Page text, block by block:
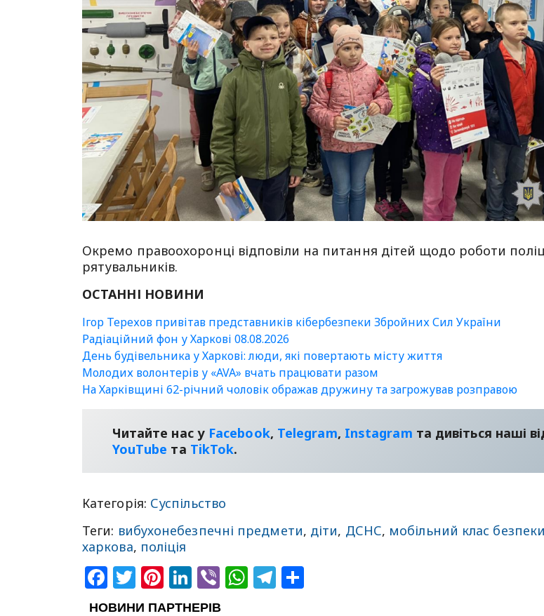
Окремо правоохоронці відповіли на питання дітей щодо роботи
рятувальників.
ОСТАННІ НОВИНИ
Ігор Терехов привітав представників кібербезпеки Збройних Сил України
Радіаційний фон у Харкові 08.08.2026
День будівельника у Харкові: люди, які повертають місту життя
Молодих волонтерів у «AVA» вчать працювати разом
На Харківщині 62-річний чоловік ображав дружину та загрожував розправою
Читайте нас у Facebook, Telegram, Instagram та дивіться наші
YouТube та TikTok.
Категорія: Суспільство
Теги: вибухонебезпечні предмети, діти, ДСНС, мобільний клас безпеки
харкова, поліція
Facebook
Twitter
Pinterest
LinkedIn
ViberWhatsApp
Telegram